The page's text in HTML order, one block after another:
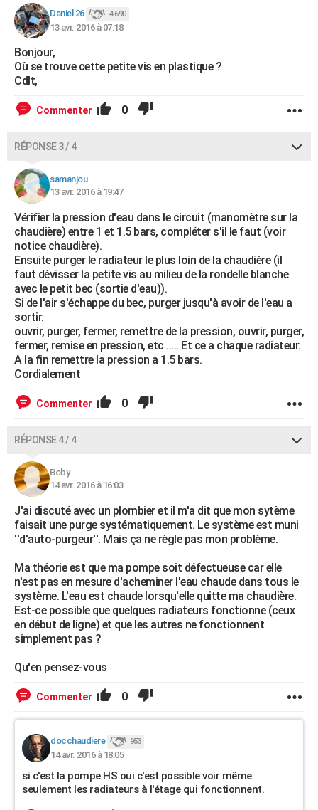
Daniel 26 4 690
13 avr. 2016 à 07:18
Bonjour,
Où se trouve cette petite vis en plastique ?
Cdlt,
Commenter 0
RÉPONSE 3 / 4
samanjou
13 avr. 2016 à 19:47
Vérifier la pression d'eau dans le circuit (manomètre sur la
chaudière) entre 1 et 1.5 bars, compléter s'il le faut (voir
notice chaudière).
Ensuite purger le radiateur le plus loin de la chaudière (il
faut dévisser la petite vis au milieu de la rondelle blanche
avec le petit bec (sortie d'eau)).
Si de l'air s'échappe du bec, purger jusqu'à avoir de l'eau a
sortir.
ouvrir, purger, fermer, remettre de la pression, ouvrir, purger,
fermer, remise en pression, etc ..... Et ce a chaque radiateur.
A la fin remettre la pression a 1.5 bars.
Cordialement
Commenter 0
RÉPONSE 4 / 4
Boby
14 avr. 2016 à 16:03
J'ai discuté avec un plombier et il m'a dit que mon sytème
faisait une purge systématiquement. Le système est muni
''d'auto-purgeur''. Mais ça ne règle pas mon problème.
Ma théorie est que ma pompe soit défectueuse car elle
n'est pas en mesure d'acheminer l'eau chaude dans tous le
système. L'eau est chaude lorsqu'elle quitte ma chaudière.
Est-ce possible que quelques radiateurs fonctionne (ceux
en début de ligne) et que les autres ne fonctionnent
simplement pas ?
Qu'en pensez-vous
Commenter 0
docchaudiere 953
14 avr. 2016 à 18:05
si c'est la pompe HS oui c'est possible voir même
seulement les radiateurs à l'étage qui fonctionnent.